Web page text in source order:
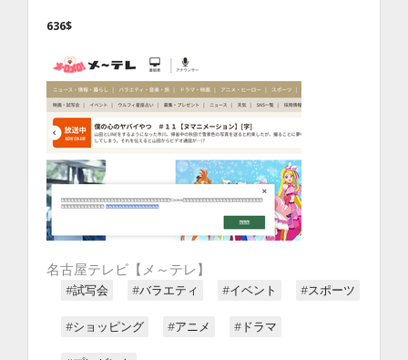
636$
名古屋テレビ【メ～テレ】
#試写会 #バラエティ #イベント #スポーツ
#ショッピング #アニメ #ドラマ